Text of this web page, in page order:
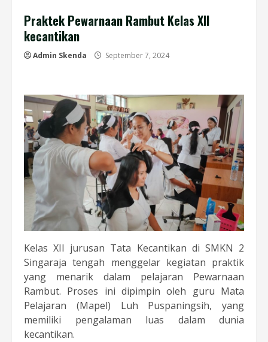
Praktek Pewarnaan Rambut Kelas XII
kecantikan
Admin Skenda September 7, 2024
Kelas XII jurusan Tata Kecantikan di SMKN 2
Singaraja tengah menggelar kegiatan praktik
yang menarik dalam pelajaran Pewarnaan
Rambut. Proses ini dipimpin oleh guru Mata
Pelajaran (Mapel) Luh Puspaningsih, yang
memiliki pengalaman luas dalam dunia
kecantikan.